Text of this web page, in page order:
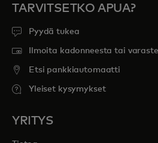
TARVITSETKO APUA?
Pyydä tukea
Ilmoita kadonneesta tai
Etsi pankkiautomaatti
Yleiset kysymykset
YRITYS